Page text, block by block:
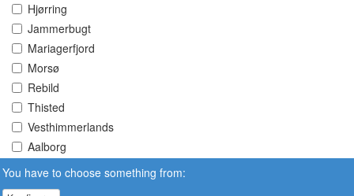
Hjørring
Jammerbugt
Mariagerfjord
Morsø
Rebild
Thisted
Vesthimmerlands
Aalborg
You have to choose something from: